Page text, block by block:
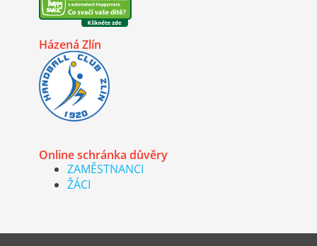
Házená Zlín
Online schránka důvěry
ZAMĚSTNANCI
ŽÁCI